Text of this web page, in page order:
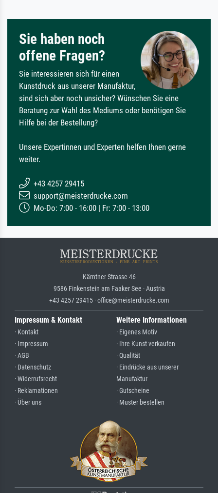
Sie haben noch
offene Fragen?
Sie interessieren sich für einen
Kunstdruck aus unserer Manufaktur,
sind sich aber noch unsicher? Wünschen Sie eine
Beratung zur Wahl des Mediums oder benötigen Sie
Hilfe bei der Bestellung?
Unsere Expertinnen und Experten helfen Ihnen gerne
weiter.
+43 4257 29415
support@meisterdrucke.com
Mo-Do: 7:00 - 16:00 | Fr: 7:00 - 13:00
Kärntner Strasse 46
9586 Finkenstein am Faaker See · Austria
+43 4257 29415 · office@meisterdrucke.com
Impressum & Kontakt
· Kontakt
· Impressum
· AGB
· Datenschutz
· Widerrufsrecht
· Reklamationen
· Über uns
Weitere Informationen
· Eigenes Motiv
· Ihre Kunst verkaufen
· Qualität
· Eindrücke aus unserer
Manufaktur
· Gutscheine
· Muster bestellen